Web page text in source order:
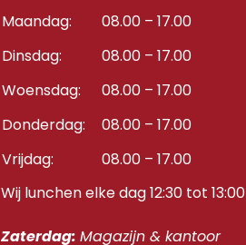
Maandag:
08.00 – 17.00
Dinsdag:
08.00 – 17.00
Woensdag:
08.00 – 17.00
Donderdag: 08.00 – 17.00
Vrijdag:
08.00 – 17.00
Wij lunchen elke dag 12:30 tot 13:00
Zaterdag: Magazijn & kantoor